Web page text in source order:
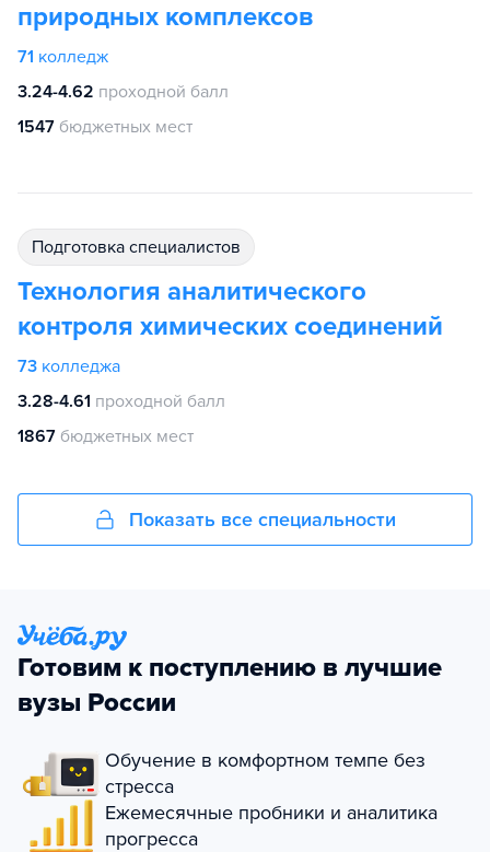
природных комплексов
71 колледж
3.24-4.62 проходной балл
1547 бюджетных мест
подготовка специалистов
Технология аналитического
контроля химических соединений
73 колледжа
3.28-4.61 проходной балл
1867 бюджетных мест
Показать все специальности
Готовим к поступлению в лучшие
вузы России
Обучение в комфортном темпе без
стресса
Ежемесячные пробники и аналитика
прогресса